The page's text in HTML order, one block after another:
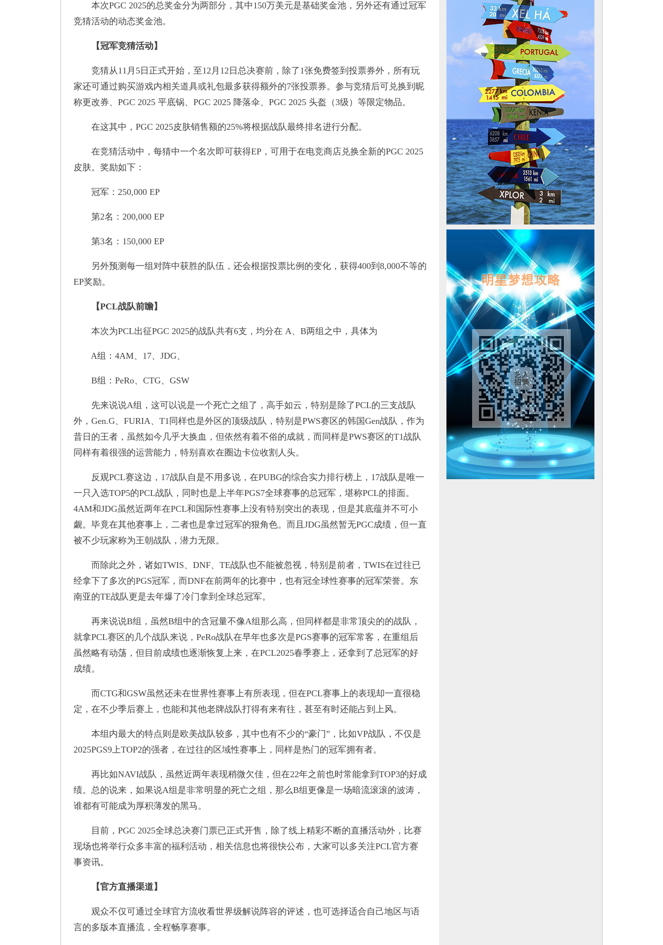
本次PGC 2025的总奖金分为两部分，其中150万美元是基础奖金池，另外还有通过冠军
竞猜活动的动态奖金池。
【冠军竞猜活动】
竞猜从11月5日正式开始，至12月12日总决赛前，除了1张免费签到投票券外，所有玩
家还可通过购买游戏内相关道具或礼包最多获得额外的7张投票券。参与竞猜后可兑换到昵
称更改券、PGC 2025 平底锅、PGC 2025 降落伞、PGC 2025 头盔（3级）等限定物品。
在这其中，PGC 2025皮肤销售额的25%将根据战队最终排名进行分配。
在竞猜活动中，每猜中一个名次即可获得EP，可用于在电竞商店兑换全新的PGC 2025
皮肤。奖励如下：
冠军：250,000 EP
第2名：200,000 EP
第3名：150,000 EP
另外预测每一组对阵中获胜的队伍，还会根据投票比例的变化，获得400到8,000不等的
EP奖励。
【PCL战队前瞻】
本次为PCL出征PGC 2025的战队共有6支，均分在 A、B两组之中，具体为
A组：4AM、17、JDG、
B组：PeRo、CTG、GSW
先来说说A组，这可以说是一个死亡之组了，高手如云，特别是除了PCL的三支战队
外，Gen.G、FURIA、T1同样也是外区的顶级战队，特别是PWS赛区的韩国Gen战队，作为
昔日的王者，虽然如今几乎大换血，但依然有着不俗的成就，而同样是PWS赛区的T1战队
同样有着很强的运营能力，特别喜欢在圈边卡位收割人头。
反观PCL赛这边，17战队自是不用多说，在PUBG的综合实力排行榜上，17战队是唯一
一只入选TOP5的PCL战队，同时也是上半年PGS7全球赛事的总冠军，堪称PCL的排面。
4AM和JDG虽然近两年在PCL和国际性赛事上没有特别突出的表现，但是其底蕴并不可小
觑。毕竟在其他赛事上，二者也是拿过冠军的狠角色。而且JDG虽然暂无PGC成绩，但一直
被不少玩家称为王朝战队，潜力无限。
而除此之外，诸如TWIS、DNF、TE战队也不能被忽视，特别是前者，TWIS在过往已
经拿下了多次的PGS冠军，而DNF在前两年的比赛中，也有冠全球性赛事的冠军荣誉。东
南亚的TE战队更是去年爆了冷门拿到全球总冠军。
再来说说B组，虽然B组中的含冠量不像A组那么高，但同样都是非常顶尖的的战队，
就拿PCL赛区的几个战队来说，PeRo战队在早年也多次是PGS赛事的冠军常客，在重组后
虽然略有动荡，但目前成绩也逐渐恢复上来，在PCL2025春季赛上，还拿到了总冠军的好
成绩。
而CTG和GSW虽然还未在世界性赛事上有所表现，但在PCL赛事上的表现却一直很稳
定，在不少季后赛上，也能和其他老牌战队打得有来有往，甚至有时还能占到上风。
本组内最大的特点则是欧美战队较多，其中也有不少的“豪门”，比如VP战队，不仅是
2025PGS9上TOP2的强者，在过往的区域性赛事上，同样是热门的冠军拥有者。
再比如NAVI战队，虽然近两年表现稍微欠佳，但在22年之前也时常能拿到TOP3的好成
绩。总的说来，如果说A组是非常明显的死亡之组，那么B组更像是一场暗流滚滚的波涛，
谁都有可能成为厚积薄发的黑马。
目前，PGC 2025全球总决赛门票已正式开售，除了线上精彩不断的直播活动外，比赛
现场也将举行众多丰富的福利活动，相关信息也将很快公布，大家可以多关注PCL官方赛
事资讯。
【官方直播渠道】
观众不仅可通过全球官方流收看世界级解说阵容的评述，也可选择适合自己地区与语
言的多版本直播流，全程畅享赛事。